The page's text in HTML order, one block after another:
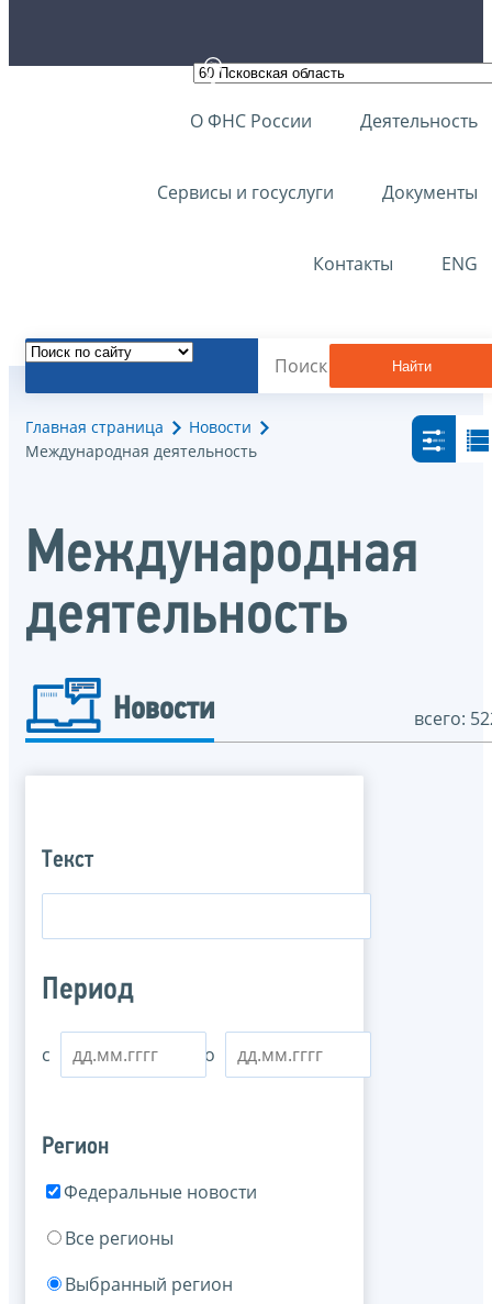
О ФНС России Деятельность
Сервисы и госуслуги Документы
Контакты ENG
Найти
Главная страница
Новости
Международная деятельность
Международная
деятельность
Новости всего:
Текст
Период
с по
Регион
Федеральные новости
Все регионы
Выбранный регион